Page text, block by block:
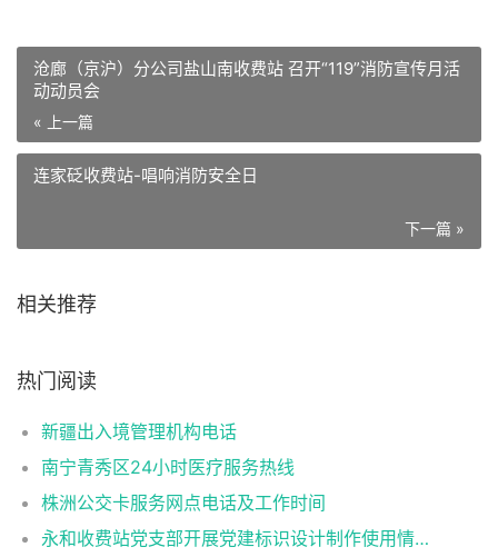
沧廊（京沪）分公司盐山南收费站 召开“119”消防宣传月活
动动员会
« 上一篇
连家砭收费站-唱响消防安全日
下一篇 »
相关推荐
热门阅读
新疆出入境管理机构电话
南宁青秀区24小时医疗服务热线
株洲公交卡服务网点电话及工作时间
永和收费站党支部开展党建标识设计制作使用情况自查工作情况报告